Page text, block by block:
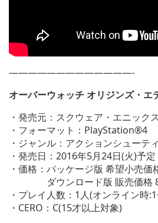
—————————————-
オーバーウォッチ オリジンズ・エ
・発売元：スクウェア・エニックス
・フォーマット：PlayStation®4
・ジャンル：アクションシューテ
・発売日：2016年5月24日(火)予定
・価格：パッケージ版 希望小売価
ダウンロード版 販売価格
・プレイ人数：1人(オンライン時
・CERO：C(15才以上対象)